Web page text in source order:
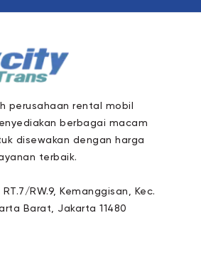
perusahaan rental mobil
berbagai macam
disewakan dengan harga
terbaik.
RW.9, Kemanggisan, Kec.
Barat, Jakarta 11480